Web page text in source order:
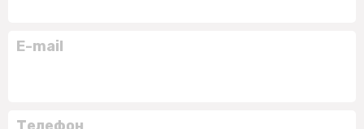
E-mail